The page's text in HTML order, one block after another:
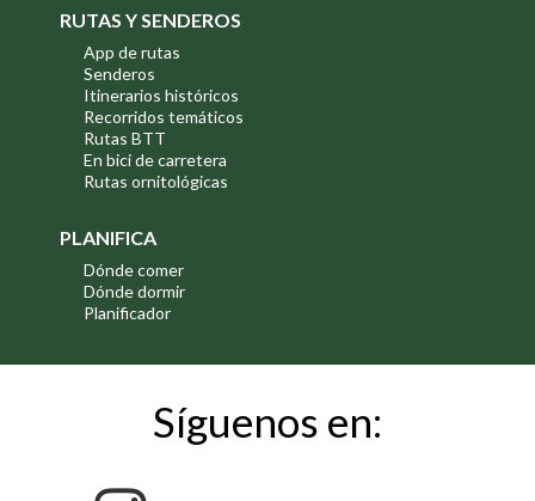
RUTAS Y SENDEROS
App de rutas
Senderos
Itinerarios históricos
Recorridos temáticos
Rutas BTT
En bici de carretera
Rutas ornitológicas
PLANIFICA
Dónde comer
Dónde dormir
Planificador
Síguenos en: